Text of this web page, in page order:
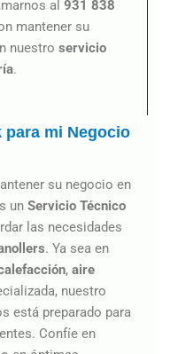
al 931 838
mantener su
nuestro servicio
.
para mi Negocio
su negocio en
un Servicio Técnico
las necesidades
. Ya sea en
, aire
nuestro
está preparado para
Confíe en